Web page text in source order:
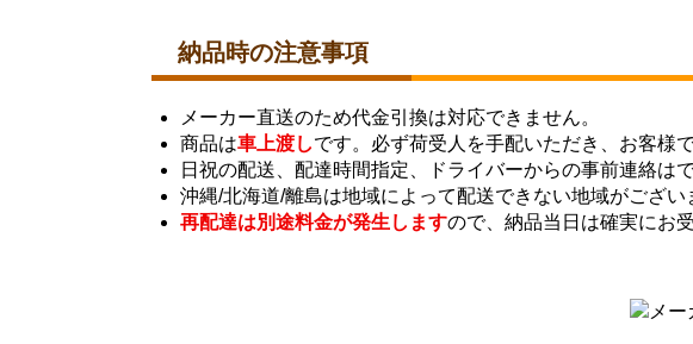
納品時の注意事項
メーカー直送のため代金引換は対応できません。
商品は車上渡しです。必ず荷受人を手配いただき、お客様
日祝の配送、配達時間指定、ドライバーからの事前連絡はで
沖縄/北海道/離島は地域によって配送できない地域がござい
再配達は別途料金が発生しますので、納品当日は確実にお